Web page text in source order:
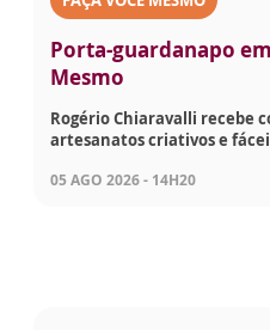
Porta-guardanapo
Mesmo
Rogério Chiaravalli recebe
artesanatos criativos e
05 AGO 2026 - 14H20